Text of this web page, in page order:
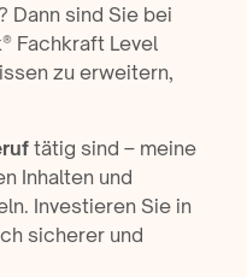
Dann sind Sie bei
Fachkraft Level
zu erweitern,
tätig sind – meine
Inhalten und
Investieren Sie in
sicherer und